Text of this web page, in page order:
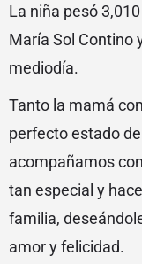
La niña pesó
María Sol Contino
mediodía.
Tanto la mamá
perfecto estado
acompañamos
tan especial y
familia,
amor y felicidad.